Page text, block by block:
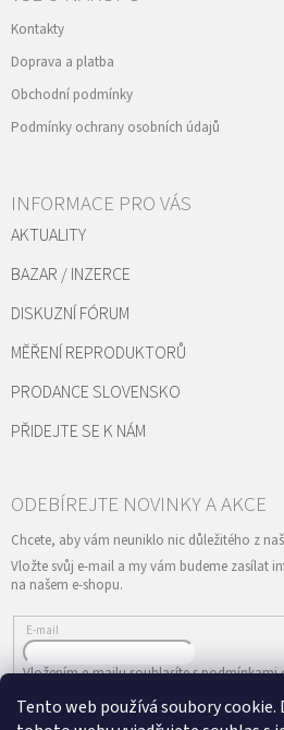
Tento web používá soubory
Kontakty
Doprava a platba
Obchodní podmínky
Podmínky ochrany osobních údajů
INFORMACE PRO VÁS
AKTUALITY
BAZAR / INZERCE
DISKUZNÍ FÓRUM
MĚŘENÍ REPRODUKTORŮ
PRODANCE SLOVENSKO
PŘIDEJTE SE K NÁM
Vložte svůj e-mail a my vám budeme zasílat
na našem e-shopu.
E-mail
Vložením e-mailu souhlasíte spodmínkami
PŘIHLÁSIT SE